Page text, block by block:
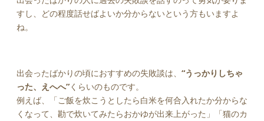
すし、どの程度話せばよいか分からないという方もいますよ
ね。
出会ったばかりの頃におすすめの失敗談は、 “うっかりしちゃ
った、えへへ”くらいのものです。
例えば、「ご飯を炊こうとしたら白米を何合入れたか分からな
くなって、勘で炊いてみたらおかゆが出来上がった」「猫のカ